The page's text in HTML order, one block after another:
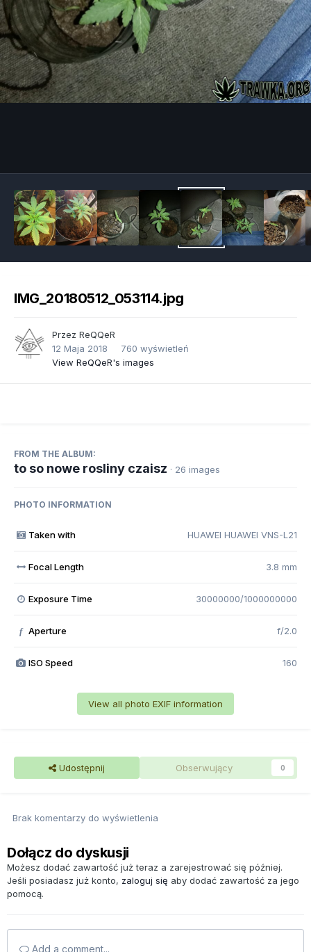
IMG_20180512_053114.jpg
Przez ReQQeR
12 Maja 2018
760 wyświetleń
View ReQQeR's images
FROM THE ALBUM:
to so nowe rosliny czaisz · 26 images
PHOTO INFORMATION
Taken with HUAWEI HUAWEI VNS-L21
Focal Length 3.8 mm
Exposure Time 30000000/1000000000
f Aperture f/2.0
ISO Speed 160
View all photo EXIF information
Udostępnij Obserwujący 0
Brak komentarzy do wyświetlenia
Dołącz do dyskusji
Możesz dodać zawartość już teraz a zarejestrować się później.
Jeśli posiadasz już konto, zaloguj się aby dodać zawartość za jego
pomocą.
Add a comment...